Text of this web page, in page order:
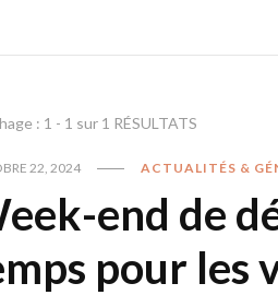
: 1 - 1 sur 1 RÉSULTATS
22, 2024 ACTUALITÉS &
end de
pour les